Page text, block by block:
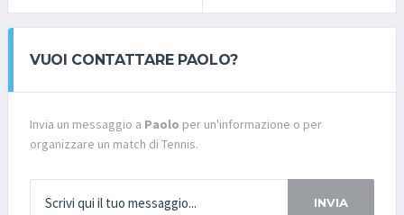
VUOI CONTATTARE PAOLO?
Invia un messaggio a Paolo per un'informazione o per
organizzare un match di Tennis.
INVIA